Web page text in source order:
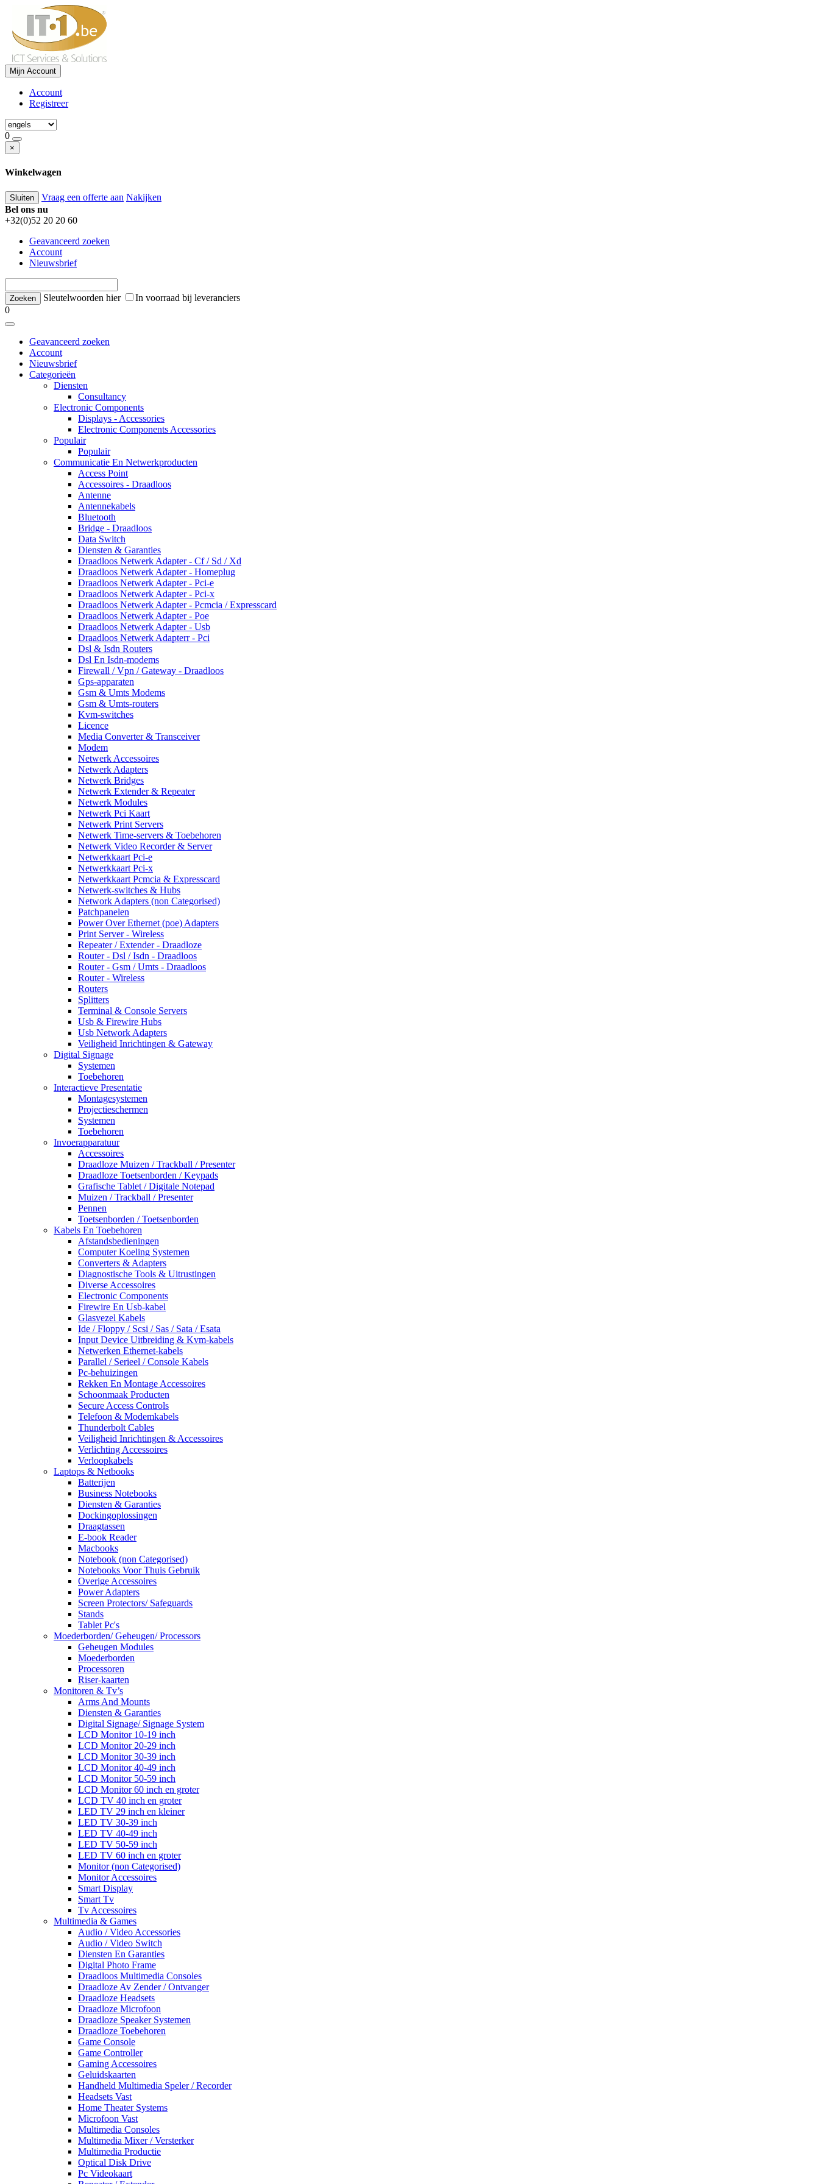
Mijn Account
Account
Registreer
0
×
Winkelwagen
Sluiten Vraag een offerte aan Nakijken
Bel ons nu
+32(0)52 20 20 60
Geavanceerd zoeken
Account
Nieuwsbrief
Sleutelwoorden hier
In voorraad bij leveranciers
0
Geavanceerd zoeken
Account
Nieuwsbrief
Categorieën
Diensten
Consultancy
Electronic Components
Displays - Accessories
Electronic Components Accessories
Populair
Populair
Communicatie En Netwerkproducten
Access Point
Accessoires - Draadloos
Antenne
Antennekabels
Bluetooth
Bridge - Draadloos
Data Switch
Diensten & Garanties
Draadloos Netwerk Adapter - Cf / Sd / Xd
Draadloos Netwerk Adapter - Homeplug
Draadloos Netwerk Adapter - Pci-e
Draadloos Netwerk Adapter - Pci-x
Draadloos Netwerk Adapter - Pcmcia / Expresscard
Draadloos Netwerk Adapter - Poe
Draadloos Netwerk Adapter - Usb
Draadloos Netwerk Adapterr - Pci
Dsl & Isdn Routers
Dsl En Isdn-modems
Firewall / Vpn / Gateway - Draadloos
Gps-apparaten
Gsm & Umts Modems
Gsm & Umts-routers
Kvm-switches
Licence
Media Converter & Transceiver
Modem
Netwerk Accessoires
Netwerk Adapters
Netwerk Bridges
Netwerk Extender & Repeater
Netwerk Modules
Netwerk Pci Kaart
Netwerk Print Servers
Netwerk Time-servers & Toebehoren
Netwerk Video Recorder & Server
Netwerkkaart Pci-e
Netwerkkaart Pci-x
Netwerkkaart Pcmcia & Expresscard
Netwerk-switches & Hubs
Network Adapters (non Categorised)
Patchpanelen
Power Over Ethernet (poe) Adapters
Print Server - Wireless
Repeater / Extender - Draadloze
Router - Dsl / Isdn - Draadloos
Router - Gsm / Umts - Draadloos
Router - Wireless
Routers
Splitters
Terminal & Console Servers
Usb & Firewire Hubs
Usb Network Adapters
Veiligheid Inrichtingen & Gateway
Digital Signage
Systemen
Toebehoren
Interactieve Presentatie
Montagesystemen
Projectieschermen
Systemen
Toebehoren
Invoerapparatuur
Accessoires
Draadloze Muizen / Trackball / Presenter
Draadloze Toetsenborden / Keypads
Grafische Tablet / Digitale Notepad
Muizen / Trackball / Presenter
Pennen
Toetsenborden / Toetsenborden
Kabels En Toebehoren
Afstandsbedieningen
Computer Koeling Systemen
Converters & Adapters
Diagnostische Tools & Uitrustingen
Diverse Accessoires
Electronic Components
Firewire En Usb-kabel
Glasvezel Kabels
Ide / Floppy / Scsi / Sas / Sata / Esata
Input Device Uitbreiding & Kvm-kabels
Netwerken Ethernet-kabels
Parallel / Serieel / Console Kabels
Pc-behuizingen
Rekken En Montage Accessoires
Schoonmaak Producten
Secure Access Controls
Telefoon & Modemkabels
Thunderbolt Cables
Veiligheid Inrichtingen & Accessoires
Verlichting Accessoires
Verloopkabels
Laptops & Netbooks
Batterijen
Business Notebooks
Diensten & Garanties
Dockingoplossingen
Draagtassen
E-book Reader
Macbooks
Notebook (non Categorised)
Notebooks Voor Thuis Gebruik
Overige Accessoires
Power Adapters
Screen Protectors/ Safeguards
Stands
Tablet Pc's
Moederborden/ Geheugen/ Processors
Geheugen Modules
Moederborden
Processoren
Riser-kaarten
Monitoren & Tv’s
Arms And Mounts
Diensten & Garanties
Digital Signage/ Signage System
LCD Monitor 10-19 inch
LCD Monitor 20-29 inch
LCD Monitor 30-39 inch
LCD Monitor 40-49 inch
LCD Monitor 50-59 inch
LCD Monitor 60 inch en groter
LCD TV 40 inch en groter
LED TV 29 inch en kleiner
LED TV 30-39 inch
LED TV 40-49 inch
LED TV 50-59 inch
LED TV 60 inch en groter
Monitor (non Categorised)
Monitor Accessoires
Smart Display
Smart Tv
Tv Accessoires
Multimedia & Games
Audio / Video Accessories
Audio / Video Switch
Diensten En Garanties
Digital Photo Frame
Draadloos Multimedia Consoles
Draadloze Av Zender / Ontvanger
Draadloze Headsets
Draadloze Microfoon
Draadloze Speaker Systemen
Draadloze Toebehoren
Game Console
Game Controller
Gaming Accessoires
Geluidskaarten
Handheld Multimedia Speler / Recorder
Headsets Vast
Home Theater Systems
Microfoon Vast
Multimedia Consoles
Multimedia Mixer / Versterker
Multimedia Productie
Optical Disk Drive
Pc Videokaart